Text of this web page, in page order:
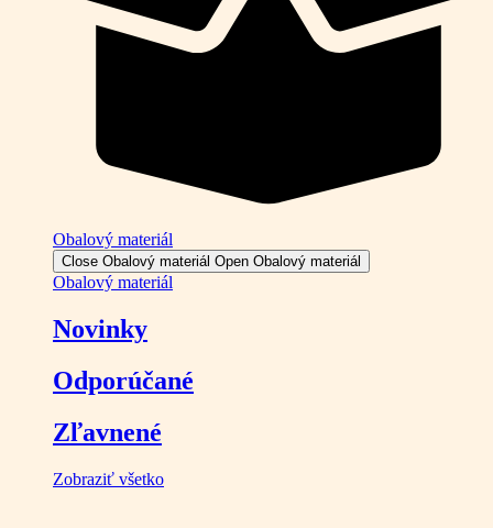
Obalový materiál
Close Obalový materiál Open Obalový materiál
Obalový materiál
Novinky
Odporúčané
Zľavnené
Zobraziť všetko